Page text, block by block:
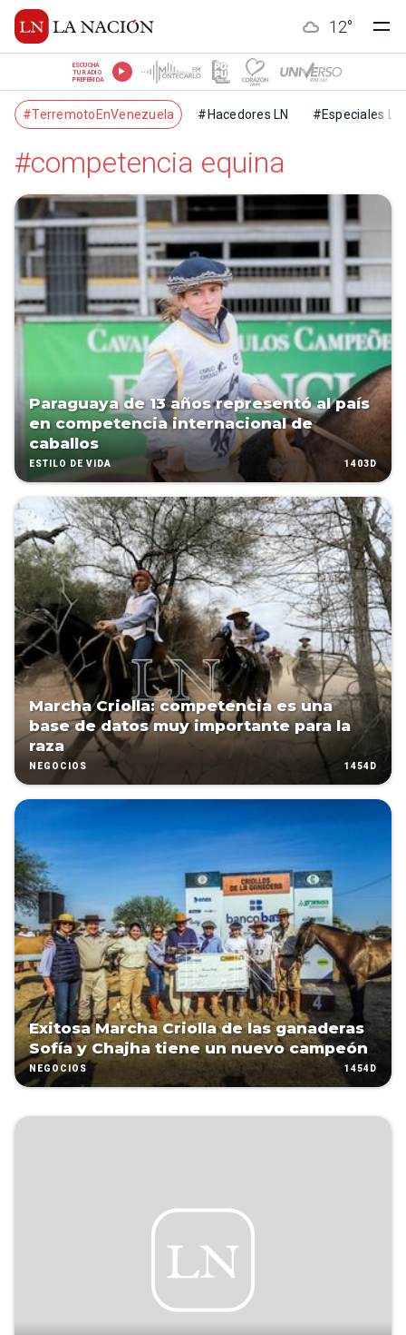
12°
ESCUCHÁ
TU RADIO
PREFERIDA
#TerremotoEnVenezuela #Hacedores LN #Especiales LN
#competencia equina
Paraguaya de 13 años representó al país
en competencia internacional de
caballos
ESTILO DE VIDA 1403D
Marcha Criolla: competencia es una
base de datos muy importante para la
raza
NEGOCIOS 1454D
Exitosa Marcha Criolla de las ganaderas
Sofía y Chajha tiene un nuevo campeón
NEGOCIOS 1454D